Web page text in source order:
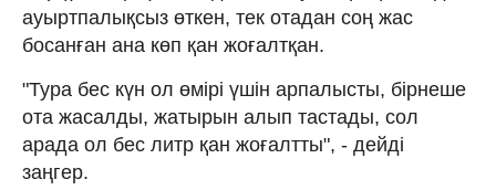
ауыртпалықсыз өткен, тек отадан соң жас
босанған ана көп қан жоғалтқан.
"Тура бес күн ол өмірі үшін арпалысты, бірнеше
ота жасалды, жатырын алып тастады, сол
арада ол бес литр қан жоғалтты", - дейді
заңгер.